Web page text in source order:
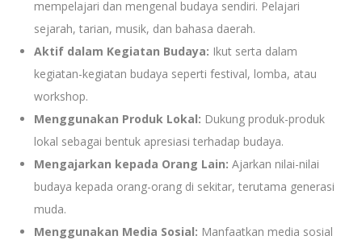
mempelajari dan mengenal budaya sendiri. Pelajari
sejarah, tarian, musik, dan bahasa daerah.
Aktif dalam Kegiatan Budaya: Ikut serta dalam
kegiatan-kegiatan budaya seperti festival, lomba, atau
workshop.
Menggunakan Produk Lokal: Dukung produk-produk
lokal sebagai bentuk apresiasi terhadap budaya.
Mengajarkan kepada Orang Lain: Ajarkan nilai-nilai
budaya kepada orang-orang di sekitar, terutama generasi
muda.
Menggunakan Media Sosial: Manfaatkan media sosial